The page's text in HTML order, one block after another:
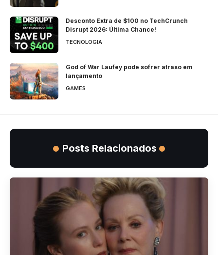
Desconto Extra de $100 no TechCrunch
Disrupt 2026: Última Chance!
TECNOLOGIA
God of War Laufey pode sofrer atraso em
lançamento
GAMES
Posts Relacionados